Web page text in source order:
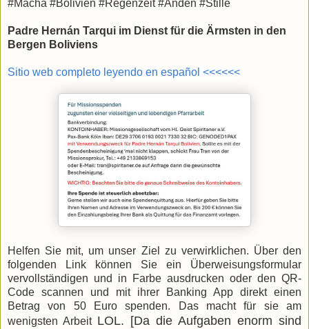
​#Macha #Bolivien #Regenzeit #Anden #Stille
Padre Hernán Tarqui im Dienst für die Ärmsten in den
Bergen Boliviens
Sitio web completo leyendo en español <<<<<<
Helfen Sie mit, um unser Ziel zu verwirklichen. Über den
folgenden Link können Sie ein Überweisungsformular
vervollständigen und in Farbe ausdrucken oder den QR-
Code scannen und mit ihrer Banking App direkt einen
Betrag von 50 Euro spenden. Das macht für sie am
wenigsten Arbeit LOL. [Da die Aufgaben enorm sind